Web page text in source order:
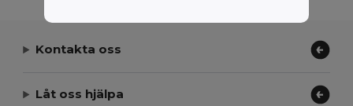
Kontakta oss
Låt oss hjälpa